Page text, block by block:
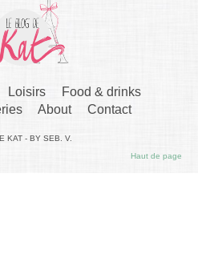
Loisirs
Food & drinks
About Contact
KAT - BY SEB. V.
Haut de page